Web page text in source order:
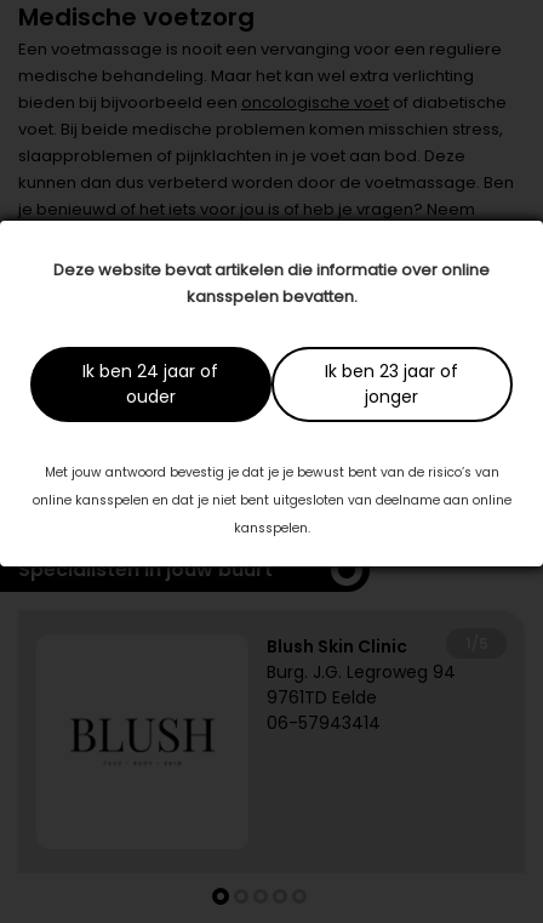
Deze website bevat artikelen die informatie over online
kansspelen bevatten.
Ik ben 24 jaar of
ouder
Ik ben 23 jaar of
jonger
Met jouw antwoord bevestig je dat je je bewust bent van de risico’s van
online kansspelen en dat je niet bent uitgesloten van deelname aan online
kansspelen.
Medische voetzorg
Een voetmassage is nooit een vervanging voor een reguliere
medische behandeling. Maar het kan wel extra verlichting
bieden bij bijvoorbeeld een oncologische voet of diabetische
voet. Bij beide medische problemen komen misschien stress,
slaapproblemen of pijnklachten in je voet aan bod. Deze
kunnen dan dus verbeterd worden door de voetmassage. Ben
je benieuwd of het iets voor jou is of heb je vragen? Neem
Datum: 22 augustus 2023
Dit artikel is tot stand gekomen in samenwerking met:
www.pedicurefrancisca.nl
Specialisten in jouw buurt
Blush Skin Clinic
Burg. J.G. Legroweg 94
9761TD Eelde
06-57943414